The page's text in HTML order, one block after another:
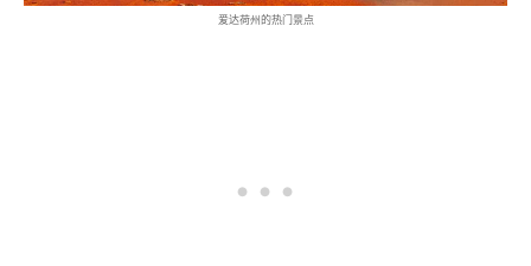
爱达荷州的热门景点